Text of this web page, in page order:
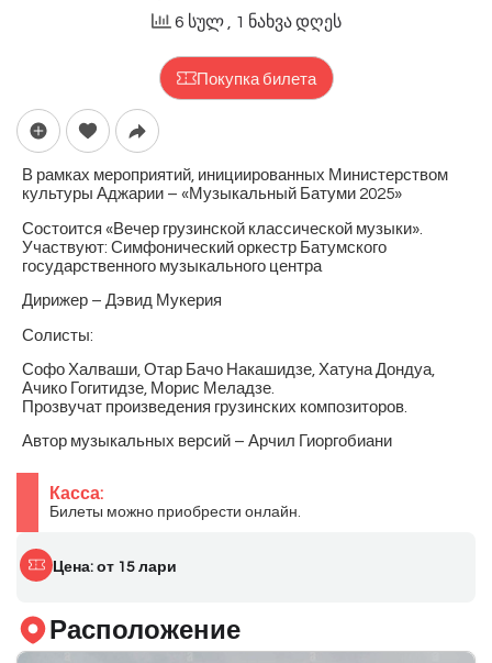
6 სულ , 1 ნახვა დღეს
Покупка билета
В рамках мероприятий, инициированных Министерством
культуры Аджарии – «Музыкальный Батуми 2025»
Состоится «Вечер грузинской классической музыки».
Участвуют: Симфонический оркестр Батумского
государственного музыкального центра
Дирижер – Дэвид Мукерия
Солисты:
Софо Халваши, Отар Бачо Накашидзе, Хатуна Дондуа,
Ачико Гогитидзе, Морис Меладзе.
Прозвучат произведения грузинских композиторов.
Автор музыкальных версий – Арчил Гиоргобиани
Касса:
Билеты можно приобрести онлайн.
Цена: от 15 лари
Расположение